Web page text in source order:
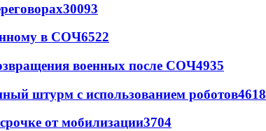
30093
в СОЧ6522
военных после СОЧ4935
штурм с использованием роботов4618
от мобилизации3704